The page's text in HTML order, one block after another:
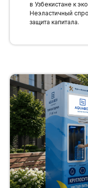
в Узбекистане к
Неэластичный
защита капитала.